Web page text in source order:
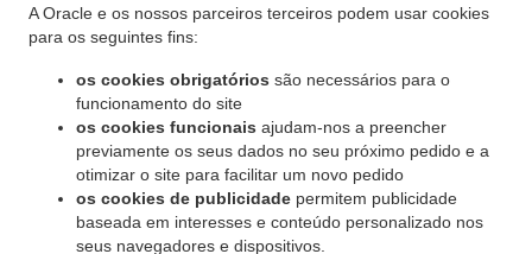
A Oracle e os nossos parceiros terceiros podem usar cookies
para os seguintes fins:
os cookies obrigatórios são necessários para o
funcionamento do site
os cookies funcionais ajudam-nos a preencher
previamente os seus dados no seu próximo pedido e a
otimizar o site para facilitar um novo pedido
os cookies de publicidade permitem publicidade
baseada em interesses e conteúdo personalizado nos
seus navegadores e dispositivos.
Entrega Altomünster Teufelsberg Indiana Comida Entrega Altomünster Indiana Comida
Entrega Sielenbach Gollenhof
Indiana Comida Entrega Dasing Wessiszell
Indiana Comida Entrega Dasing Taiting . Indiana Comida Entrega Dasing Bitzenhofen
Indiana Comida Entrega Dasing Neulwirth . Indiana Comida Entrega Dasing . Indiana
Comida Entrega Schiltberg Untermauerbach . Indiana Comida Entrega Schiltberg
Indiana Comida Entrega Schiltberg Rapperzell Indiana Comida Entrega
Schiltberg Bergen . Indiana Comida Entrega Schiltberg Gundertshausen